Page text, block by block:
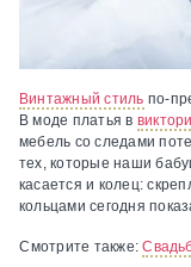
Винтажный стиль по-
В моде платья в
мебель со следами
тех, которые наши
касается и колец:
кольцами сегодня
Cмотрите также: